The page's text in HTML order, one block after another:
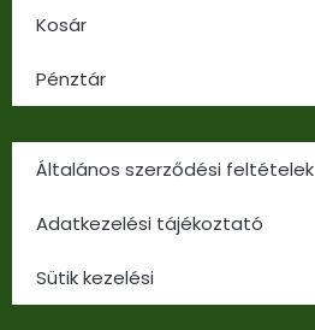
Kosár
Pénztár
Általános szerződési feltételek
Adatkezelési tájékoztató
Sütik kezelési